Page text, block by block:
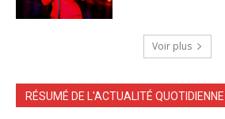
Voir plus
RÉSUMÉ DE L'ACTUALITÉ QUOTIDIENNE